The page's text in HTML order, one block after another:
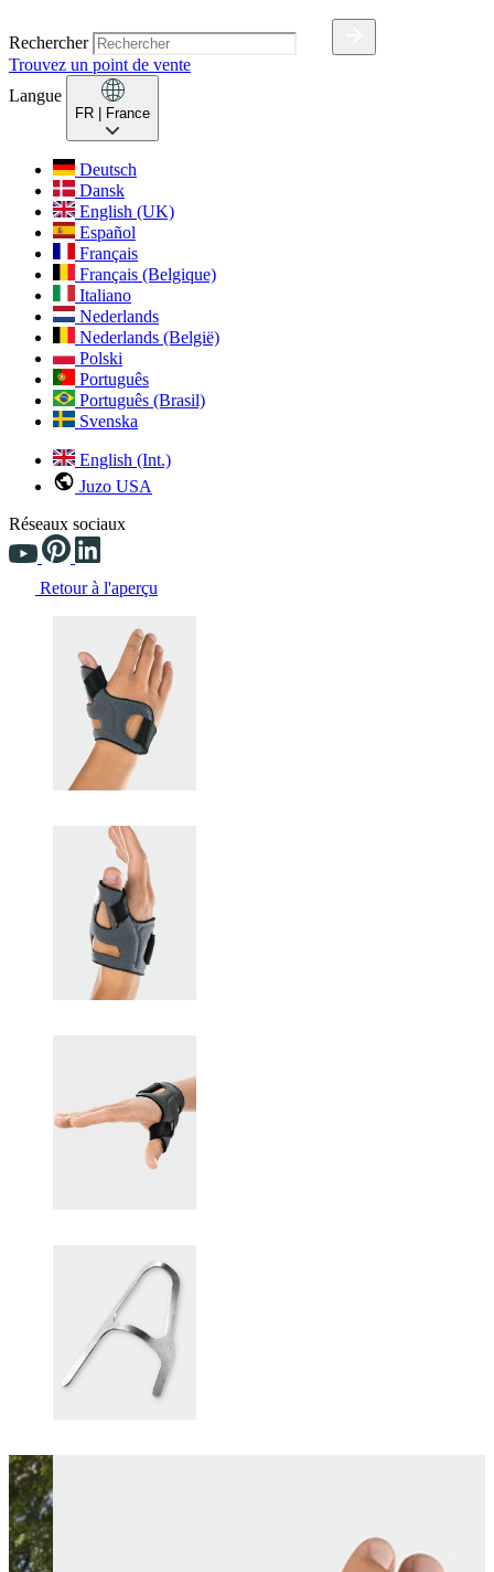
Rechercher
Trouvez un point de vente
Langue
FR | France
Deutsch
Dansk
English (UK)
Español
Français
Français (Belgique)
Italiano
Nederlands
Nederlands (België)
Polski
Português
Português (Brasil)
Svenska
English (Int.)
Juzo USA
Réseaux sociaux
Retour à l'aperçu